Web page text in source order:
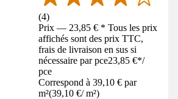
(4)
Prix — 23,85 € * Tous les prix
affichés sont des prix TTC,
frais de livraison en sus si
nécessaire par pce23,85 €*/
pce
Correspond à 39,10 € par
m²(39,10 €/ m²)